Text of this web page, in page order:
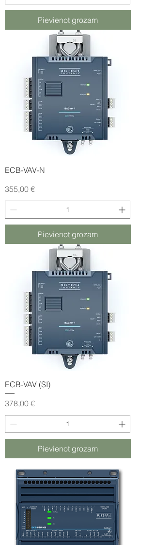
Pievienot grozam
ECB-VAV-N
Cena
355,00 €
Pievienot grozam
ECB-VAV (SI)
Cena
378,00 €
Pievienot grozam